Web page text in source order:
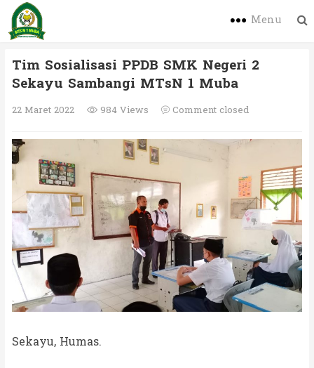
Menu
Tim Sosialisasi PPDB SMK Negeri 2
Sekayu Sambangi MTsN 1 Muba
22 Maret 2022 984 Views Comment closed
Sekayu, Humas.